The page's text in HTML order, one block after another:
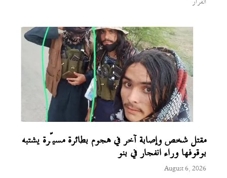
مقتل شخص وإصابة آخر في هجوم بطائرة مسيّرة يشتبه
بوقوفها وراء انفجار في بنو
August 6, 2026